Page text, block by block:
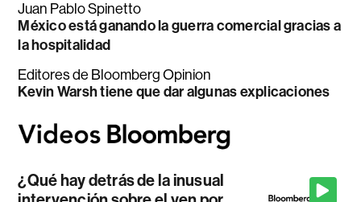
Juan Pablo Spinetto
México está ganando la guerra comercial gracias a
la hospitalidad
Editores de Bloomberg Opinion
Kevin Warsh tiene que dar algunas explicaciones
¿Qué hay detrás de la inusual